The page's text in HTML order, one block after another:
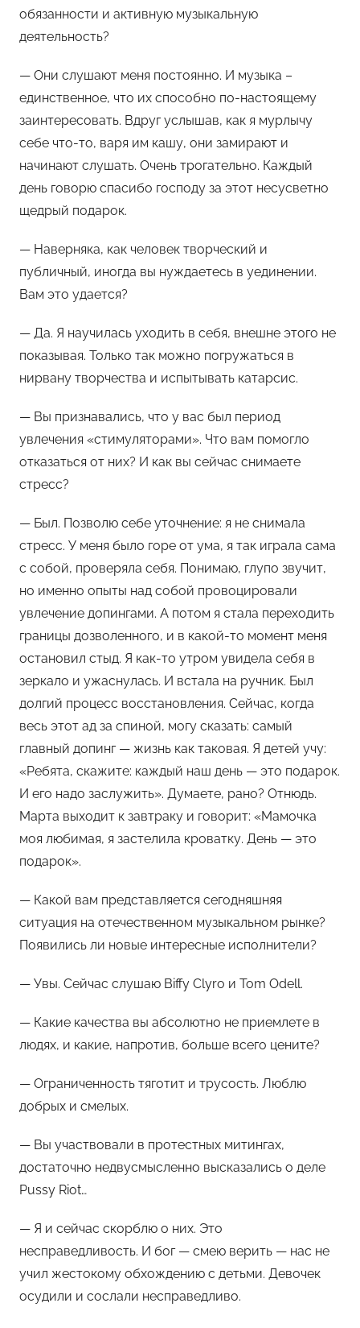
обязанности и активную музыкальную
деятельность?
— Они слушают меня постоянно. И музыка –
единственное, что их способно по-настоящему
заинтересовать. Вдруг услышав, как я мурлычу
себе что-то, варя им кашу, они замирают и
начинают слушать. Очень трогательно. Каждый
день говорю спасибо господу за этот несусветно
щедрый подарок.
— Наверняка, как человек творческий и
публичный, иногда вы нуждаетесь в уединении.
Вам это удается?
— Да. Я научилась уходить в себя, внешне этого не
показывая. Только так можно погружаться в
нирвану творчества и испытывать катарсис.
— Вы признавались, что у вас был период
увлечения «стимуляторами». Что вам помогло
отказаться от них? И как вы сейчас снимаете
стресс?
— Был. Позволю себе уточнение: я не снимала
стресс. У меня было горе от ума, я так играла сама
с собой, проверяла себя. Понимаю, глупо звучит,
но именно опыты над собой провоцировали
увлечение допингами. А потом я стала переходить
границы дозволенного, и в какой-то момент меня
остановил стыд. Я как-то утром увидела себя в
зеркало и ужаснулась. И встала на ручник. Был
долгий процесс восстановления. Сейчас, когда
весь этот ад за спиной, могу сказать: самый
главный допинг — жизнь как таковая. Я детей учу:
«Ребята, скажите: каждый наш день — это подарок.
И его надо заслужить». Думаете, рано? Отнюдь.
Марта выходит к завтраку и говорит: «Мамочка
моя любимая, я застелила кроватку. День — это
подарок».
— Какой вам представляется сегодняшняя
ситуация на отечественном музыкальном рынке?
Появились ли новые интересные исполнители?
— Увы. Сейчас слушаю Biffy Clyro и Tom Odell.
— Какие качества вы абсолютно не приемлете в
людях, и какие, напротив, больше всего цените?
— Ограниченность тяготит и трусость. Люблю
добрых и смелых.
— Вы участвовали в протестных митингах,
достаточно недвусмысленно высказались о деле
Pussy Riot…
— Я и сейчас скорблю о них. Это
несправедливость. И бог — смею верить — нас не
учил жестокому обхождению с детьми. Девочек
осудили и сослали несправедливо.